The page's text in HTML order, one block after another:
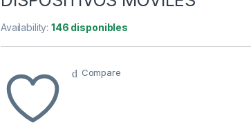
Availability:146 disponibles
Compare